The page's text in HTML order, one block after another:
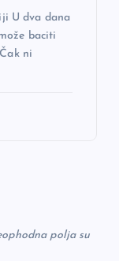
U dva dana
baciti
ni
polja su